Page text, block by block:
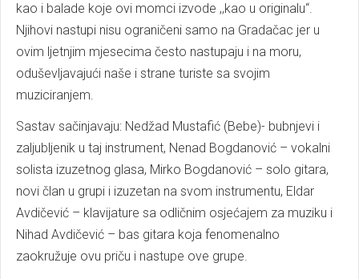
kao i balade koje ovi momci izvode ,,kao u originalu“.
Njihovi nastupi nisu ograničeni samo na Gradačac jer u
ovim ljetnjim mjesecima često nastupaju i na moru,
oduševljavajući naše i strane turiste sa svojim
muziciranjem.
Sastav sačinjavaju: Nedžad Mustafić (Bebe)- bubnjevi i
zaljubljenik u taj instrument, Nenad Bogdanović – vokalni
solista izuzetnog glasa, Mirko Bogdanović – solo gitara,
novi član u grupi i izuzetan na svom instrumentu, Eldar
Avdičević – klavijature sa odličnim osjećajem za muziku i
Nihad Avdičević – bas gitara koja fenomenalno
zaokružuje ovu priču i nastupe ove grupe.